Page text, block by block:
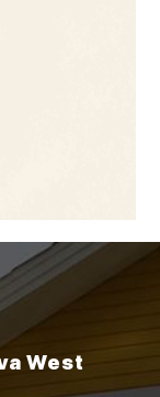
West